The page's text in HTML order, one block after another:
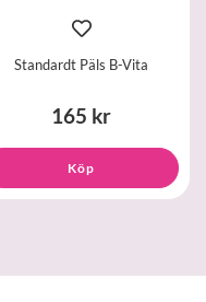
Standardt Päls B-Vita
165 kr
Köp